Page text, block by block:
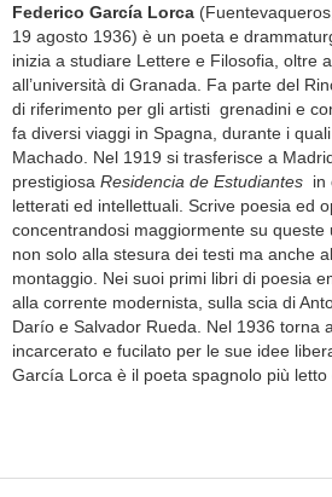
Federico García Lorca
19 agosto 1936) è un poeta e
inizia a studiare Lettere e Filosofia, oltre
all’università di Granada. Fa parte del
di riferimento per gli artisti grenadini e
fa diversi viaggi in Spagna, durante i
Machado. Nel 1919 si trasferisce a
prestigiosa Residencia de Estudiantes in
letterati ed intellettuali. Scrive poesia ed
concentrandosi maggiormente su
non solo alla stesura dei testi ma anche
montaggio. Nei suoi primi libri di poesia
alla corrente modernista, sulla scia di
Darío e Salvador Rueda. Nel 1936 torna
incarcerato e fucilato per le sue idee
García Lorca è il poeta spagnolo più letto